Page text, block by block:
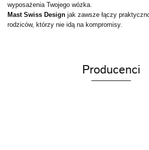
wyposażenia Twojego wózka.
Mast Swiss Design jak zawsze łączy
rodziców, którzy nie idą na kompromisy.
Producenci